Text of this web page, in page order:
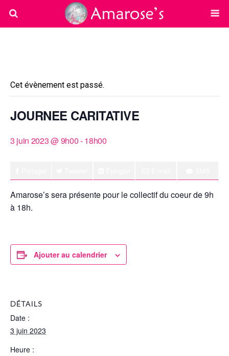
Cet évènement est passé.
JOURNEE CARITATIVE
3 juin 2023 @ 9h00-18h00
Amarose’s sera présente pour le collectif du coeur de 9h
à 18h.
Ajouter au calendrier
DÉTAILS
Date :
3 juin 2023
Heure :